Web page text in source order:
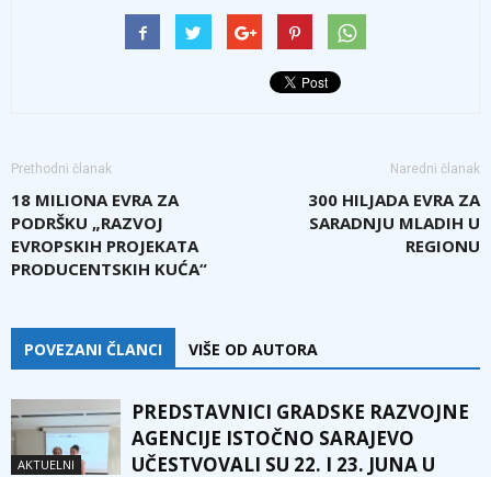
Prethodni članak
18 MILIONA EVRA ZA
PODRŠKU „RAZVOJ
EVROPSKIH PROJEKATA
PRODUCENTSKIH KUĆA“
Naredni članak
300 HILJADA EVRA ZA
SARADNJU MLADIH U
REGIONU
POVEZANI ČLANCI VIŠE OD AUTORA
AKTUELNI
PREDSTAVNICI GRADSKE RAZVOJNE
AGENCIJE ISTOČNO SARAJEVO
UČESTVOVALI SU 22. I 23. JUNA U